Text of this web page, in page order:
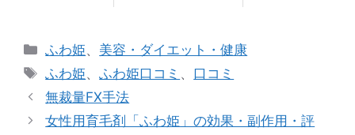
カ
テ
リ
ー
ふわ姫、 美容・ダイエット・健康
タ
グ
ふわ姫、ふわ姫口コミ 、 口コミ
無裁量FX手法
女性用育毛剤「ふわ姫」の効果・副作用・評